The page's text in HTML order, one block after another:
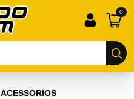
0
ACESSORIOS